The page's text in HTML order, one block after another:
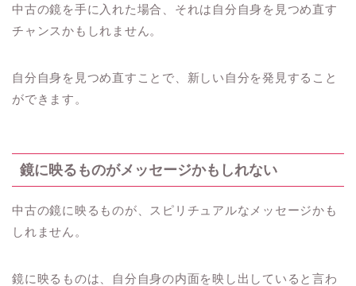
中古の鏡を手に入れた場合、それは自分自身を見つめ直す
チャンスかもしれません。
自分自身を見つめ直すことで、新しい自分を発見すること
ができます。
鏡に映るものがメッセージかもしれない
中古の鏡に映るものが、スピリチュアルなメッセージかも
しれません。
鏡に映るものは、自分自身の内面を映し出していると言わ